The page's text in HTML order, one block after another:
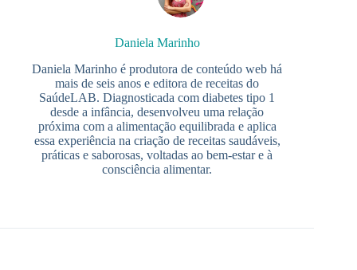
Daniela Marinho
Daniela Marinho é produtora de conteúdo web há
mais de seis anos e editora de receitas do
SaúdeLAB. Diagnosticada com diabetes tipo 1
desde a infância, desenvolveu uma relação
próxima com a alimentação equilibrada e aplica
essa experiência na criação de receitas saudáveis,
práticas e saborosas, voltadas ao bem-estar e à
consciência alimentar.